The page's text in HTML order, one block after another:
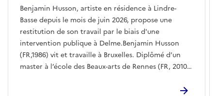
Benjamin Husson, artiste en résidence à Lindre-
Basse depuis le mois de juin 2026, propose une
restitution de son travail par le biais d'une
intervention publique à Delme.Benjamin Husson
(FR,1986) vit et travaille à Bruxelles. Diplômé d’un
master à l’école des Beaux-arts de Rennes (FR, 2010),
Ensemble à l’écal, Lausanne (CH, 2013), il complète